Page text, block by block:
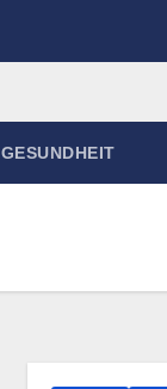
GESUNDHEIT